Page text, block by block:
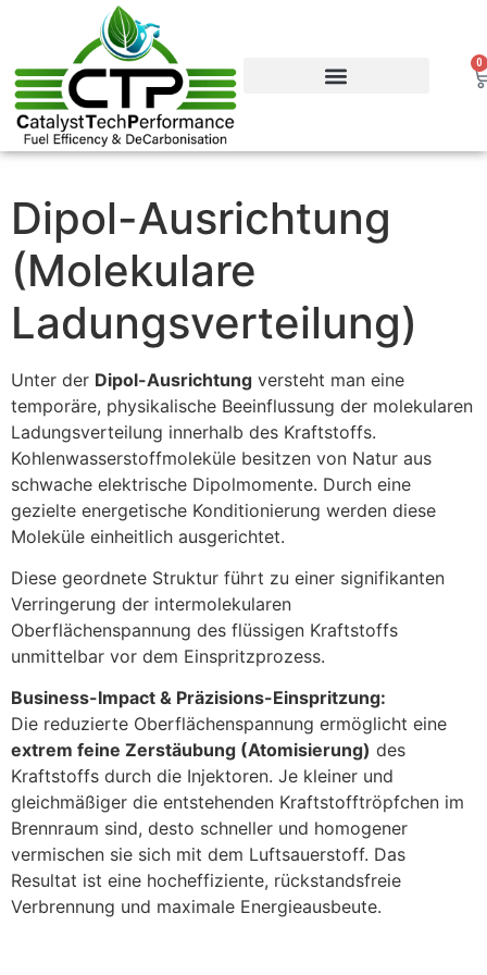
0
Dipol-Ausrichtung
Dipol-Ausrichtung
(Molekulare
Ladungsverteilung)
Unter der Dipol-Ausrichtung versteht man eine
temporäre, physikalische Beeinflussung der molekularen
Ladungsverteilung innerhalb des Kraftstoffs.
Kohlenwasserstoffmoleküle besitzen von Natur aus
schwache elektrische Dipolmomente. Durch eine
gezielte energetische Konditionierung werden diese
Moleküle einheitlich ausgerichtet.
Diese geordnete Struktur führt zu einer signifikanten
Verringerung der intermolekularen
Oberflächenspannung des flüssigen Kraftstoffs
unmittelbar vor dem Einspritzprozess.
Business-Impact & Präzisions-Einspritzung:
Die reduzierte Oberflächenspannung ermöglicht eine
extrem feine Zerstäubung (Atomisierung) des
Kraftstoffs durch die Injektoren. Je kleiner und
gleichmäßiger die entstehenden Kraftstofftröpfchen im
Brennraum sind, desto schneller und homogener
vermischen sie sich mit dem Luftsauerstoff. Das
Resultat ist eine hocheffiziente, rückstandsfreie
Verbrennung und maximale Energieausbeute.